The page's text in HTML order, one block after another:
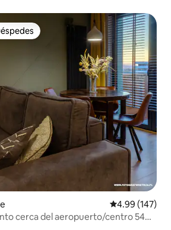
preferido
Calificación
4.99 (147)
cerca del aeropuerto/centro 54